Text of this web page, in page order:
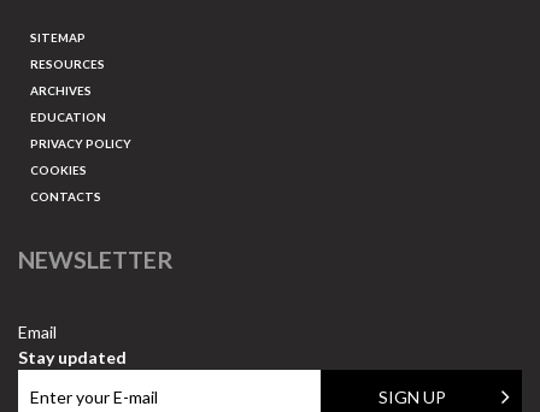
SITEMAP
RESOURCES
ARCHIVES
EDUCATION
PRIVACY POLICY
COOKIES
CONTACTS
NEWSLETTER
Email
Stay updated